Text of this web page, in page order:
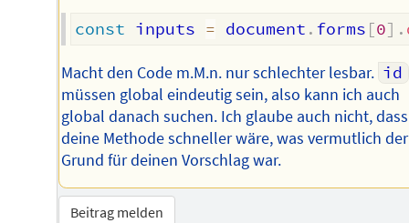
const inputs = document . forms [0] .
Macht den Code m.M.n. nur schlechter lesbar. id
müssen global eindeutig sein, also kann ich auch
global danach suchen. Ich glaube auch nicht, dass
deine Methode schneller wäre, was vermutlich der
Grund für deinen Vorschlag war.
Beitrag melden